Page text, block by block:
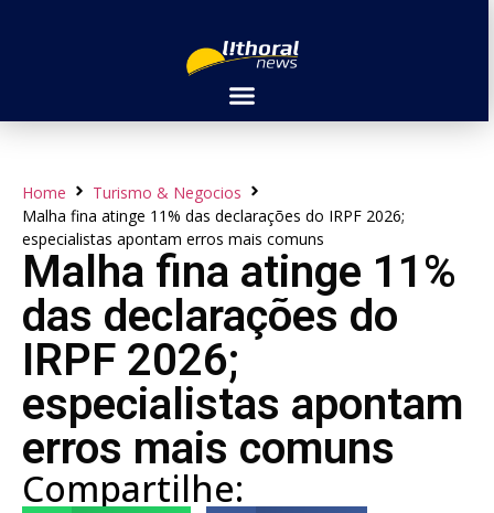
Home
Turismo & Negocios
Malha fina atinge 11% das declarações do IRPF 2026;
especialistas apontam erros mais comuns
Malha fina atinge 11%
das declarações do
IRPF 2026;
especialistas apontam
erros mais comuns
Compartilhe: